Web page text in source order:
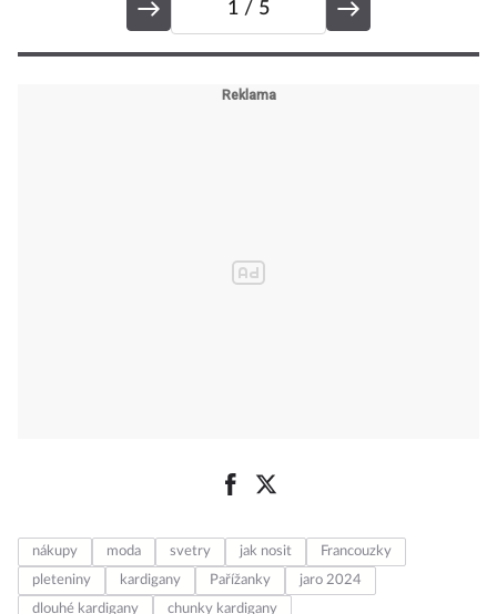
1 / 5
nákupy moda svetry jak nosit
Francouzky
pleteniny
kardigany Pařížanky
jaro 2024
dlouhé kardigany
chunky kardigany